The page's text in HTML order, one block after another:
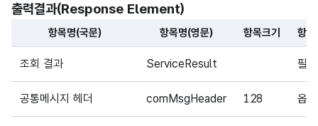
출력결과(Response Element)
해당 오픈API의 출력결과(Response Element) 항목에 대한
항목명(국문) 항목명(영문) 항목크기 항
조회 결과 ServiceResult 필
공통메시지 헤더 comMsgHeader 128 옵